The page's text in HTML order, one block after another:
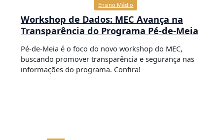
Ensino Médio
Workshop de Dados: MEC Avança na
Transparência do Programa Pé-de-Meia
Pé-de-Meia é o foco do novo workshop do MEC,
buscando promover transparência e segurança nas
informações do programa. Confira!